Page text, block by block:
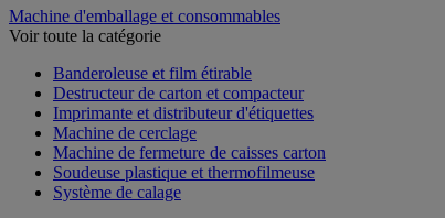
Machine d'emballage et consommables
Voir toute la catégorie
Banderoleuse et film étirable
Destructeur de carton et compacteur
Imprimante et distributeur d'étiquettes
Machine de cerclage
Machine de fermeture de caisses carton
Soudeuse plastique et thermofilmeuse
Système de calage